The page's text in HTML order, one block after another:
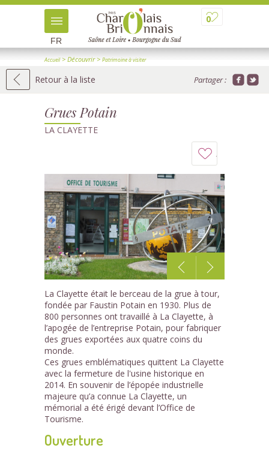
0
FR
Accueil> Découvrir> Patrimoine à visiter
Retour à la liste Partager :
Grues Potain
LA CLAYETTE
à
mon
carnet
1 /1
La Clayette était le berceau de la grue à tour,
fondée par Faustin Potain en 1930. Plus de
800 personnes ont travaillé à La Clayette, à
l’apogée de l’entreprise Potain, pour fabriquer
des grues exportées aux quatre coins du
monde.
Ces grues emblématiques quittent La Clayette
avec la fermeture de l'usine historique en
2014. En souvenir de l’épopée industrielle
majeure qu’a connue La Clayette, un
mémorial a été érigé devant l’Office de
Tourisme.
Ouverture